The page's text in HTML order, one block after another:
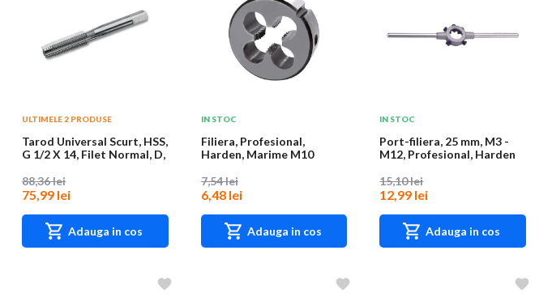
ULTIMELE 2 PRODUSE
Tarod Universal Scurt, HSS,
G 1/2 X 14, Filet Normal, D,
88,36 lei
75,99 lei
Adauga in cos
IN STOC
Filiera, Profesional,
Harden, Marime M10
7,54 lei
6,48 lei
Adauga in cos
IN STOC
Port-filiera, 25 mm, M3 -
M12, Profesional, Harden
15,10 lei
12,99 lei
Adauga in cos